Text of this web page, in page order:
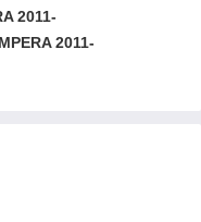
2011-
2011-